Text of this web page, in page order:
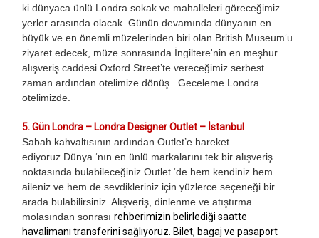
ki dünyaca ünlü Londra sokak ve mahalleleri göreceğimiz
yerler arasında olacak. Günün devamında dünyanın en
büyük ve en önemli müzelerinden biri olan British Museum‘u
ziyaret edecek, müze sonrasında İngiltere'nin en meşhur
alışveriş caddesi Oxford Street’te vereceğimiz serbest
zaman ardından otelimize dönüş. Geceleme Londra
otelimizde.
5.⁠Gün Londra – Londra Designer Outlet – İstanbul
Sabah kahvaltısının ardından Outlet’e hareket
ediyoruz.Dünya ‘nın en ünlü markalarını tek bir alışveriş
noktasında bulabileceğiniz Outlet ‘de hem kendiniz hem
aileniz ve hem de sevdikleriniz için yüzlerce seçeneği bir
arada bulabilirsiniz. Alışveriş, dinlenme ve atıştırma
molasından sonrası rehberimizin belirlediği saatte
havalimanı transferini sağlıyoruz. Bilet, bagaj ve pasaport